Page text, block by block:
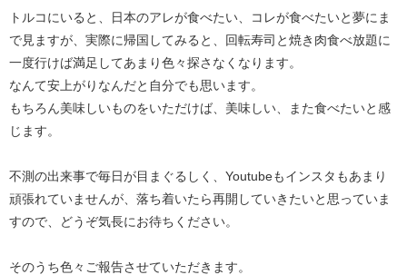
トルコにいると、日本のアレが食べたい、コレが食べたいと夢にま
で見ますが、実際に帰国してみると、回転寿司と焼き肉食べ放題に
一度行けば満足してあまり色々探さなくなります。
なんて安上がりなんだと自分でも思います。
もちろん美味しいものをいただけば、美味しい、また食べたいと感
じます。
不測の出来事で毎日が目まぐるしく、Youtubeもインスタもあまり
頑張れていませんが、落ち着いたら再開していきたいと思っていま
すので、どうぞ気長にお待ちください。
そのうち色々ご報告させていただきます。